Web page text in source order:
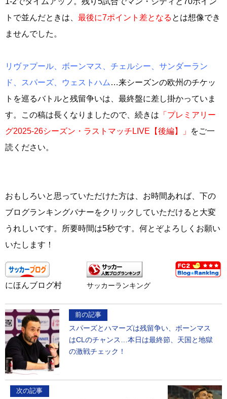
トで並んだときは、 最後に7ポイント差となる とは想像でき
ませんでした。
リヴァプール、ボーンマス、チェルシー、サンダーラン
ド、スパーズ、ウェストハム …来シーズンの欧州のチケッ
トを巡るバトルと残留争いは、最終盤に差し掛かっていま
す。この稿は長くなりましたので、続きは 「プレミアリー
グ2025-26シーズン・ラストマッチLIVE【後編】」
をご一
読ください。
おもしろいと思っていただけた方は、お時間あれば、下の
ブログランキングバナーをクリックしていただけると大変
うれしいです。所要時間は5秒です。何とぞよろしくお願い
いたします！
にほんブログ村 サッカーランキング
前の記事
スパーズとハマーズは残留争い、ボーンマス
はCLのチャンス…本日は最終節、天国と地獄
の激戦チェック！
次の記事